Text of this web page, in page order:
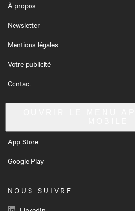
À propos
Newsletter
Mentions légales
Votre publicité
Contact
App Store
Google Play
NOUS SUIVRE